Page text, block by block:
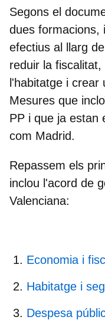
Segons el
dues formacions,
efectius al llarg
reduir la
l'habitatge i crear
Mesures que
PP i que ja estan
com Madrid.
Repassem els
inclou l'acord de
Valenciana:
Economia i
Habitatge i
Despesa